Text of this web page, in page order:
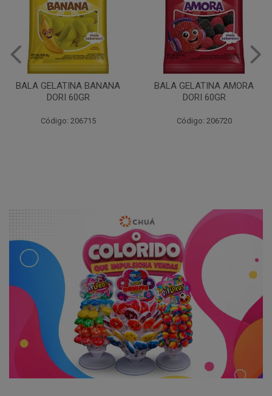
BALA GELATINA BANANA
DORI 60GR
Código: 206715
BALA GELATINA AMORA
DORI 60GR
Código: 206720